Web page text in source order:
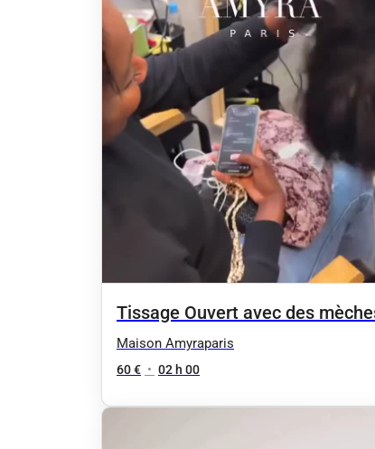
Tissage Ouvert avec des
neuves
Maison Amyraparis
60 € • 02 h 00